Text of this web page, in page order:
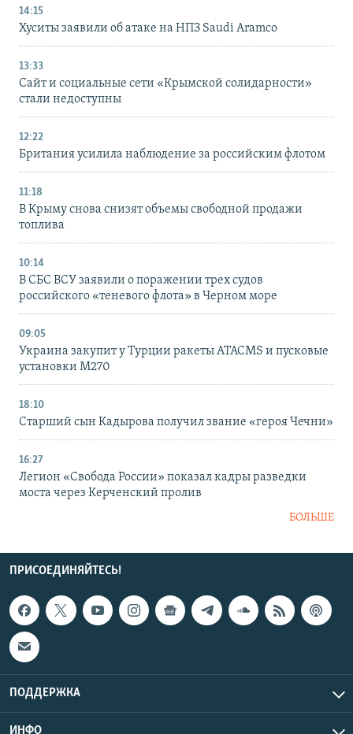
14:15
Хуситы заявили об атаке на НПЗ Saudi Aramco
13:33
Сайт и социальные сети «Крымской солидарности»
стали недоступны
12:22
Британия усилила наблюдение за российским флотом
11:18
В Крыму снова снизят объемы свободной продажи
топлива
10:14
В СБС ВСУ заявили о поражении трех судов
российского «теневого флота» в Черном море
09:05
Украина закупит у Турции ракеты ATACMS и пусковые
установки M270
18:10
Старший сын Кадырова получил звание «героя Чечни»
16:27
Легион «Свобода России» показал кадры разведки
моста через Керченский пролив
БОЛЬШЕ
ПРИСОЕДИНЯЙТЕСЬ!
ПОДДЕРЖКА
ИНФО